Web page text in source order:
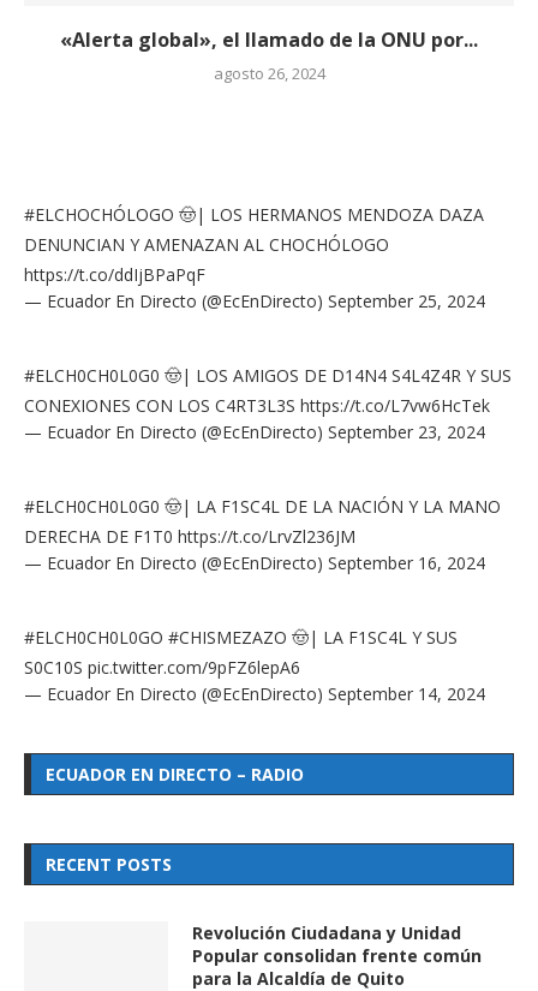
«Alerta global», el llamado de la ONU por...
agosto 26, 2024
#ELCHOCHÓLOGO 🤠| LOS HERMANOS MENDOZA DAZA
DENUNCIAN Y AMENAZAN AL CHOCHÓLOGO
https://t.co/ddIjBPaPqF
— Ecuador En Directo (@EcEnDirecto) September 25, 2024
#ELCH0CH0L0G0 🤠| LOS AMIGOS DE D14N4 S4L4Z4R Y SUS
CONEXIONES CON LOS C4RT3L3S https://t.co/L7vw6HcTek
— Ecuador En Directo (@EcEnDirecto) September 23, 2024
#ELCH0CH0L0G0 🤠| LA F1SC4L DE LA NACIÓN Y LA MANO
DERECHA DE F1T0 https://t.co/LrvZl236JM
— Ecuador En Directo (@EcEnDirecto) September 16, 2024
#ELCH0CH0L0GO #CHISMEZAZO 🤠| LA F1SC4L Y SUS
S0C10S pic.twitter.com/9pFZ6lepA6
— Ecuador En Directo (@EcEnDirecto) September 14, 2024
ECUADOR EN DIRECTO – RADIO
RECENT POSTS
Revolución Ciudadana y Unidad
Popular consolidan frente común
para la Alcaldía de Quito